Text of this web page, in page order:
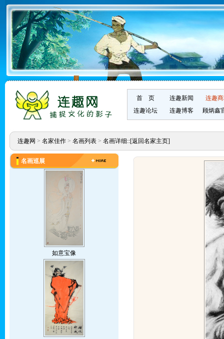
首 页 连趣新闻
连趣
连趣论坛
连趣博客 顾炳鑫
连趣网 > 名家佳作> 名画列表> 名画详细::[返回名家主页]
名画巡展
如意宝像